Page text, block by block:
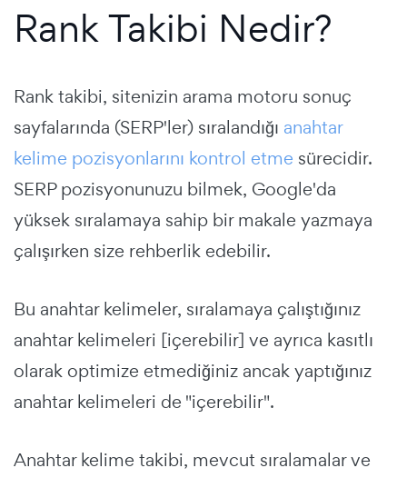
Rank Takibi Nedir?
Rank takibi, sitenizin arama motoru sonuç
sayfalarında (SERP'ler) sıralandığı anahtar
kelime pozisyonlarını kontrol etme sürecidir.
SERP pozisyonunuzu bilmek, Google'da
yüksek sıralamaya sahip bir makale yazmaya
çalışırken size rehberlik edebilir.
Bu anahtar kelimeler, sıralamaya çalıştığınız
anahtar kelimeleri [içerebilir] ve ayrıca kasıtlı
olarak optimize etmediğiniz ancak yaptığınız
anahtar kelimeleri de "içerebilir".
Anahtar kelime takibi, mevcut sıralamalar ve